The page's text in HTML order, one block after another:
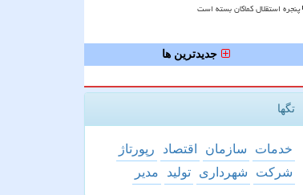
پنجره استقلال کماکان بسته است
جدیدترین ها
تگها
خدمات سازمان اقتصاد
رپورتاژ
شركت
شهرداری تولید مدیر